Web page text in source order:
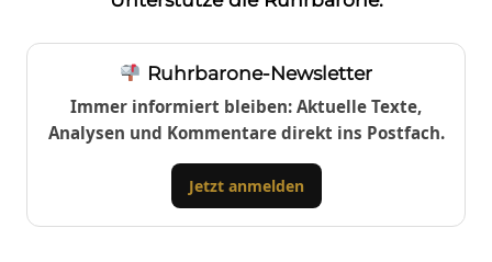
Ruhrbarone-Newsletter
Immer informiert bleiben: Aktuelle Texte,
Analysen und Kommentare direkt ins Postfach.
Jetzt anmelden